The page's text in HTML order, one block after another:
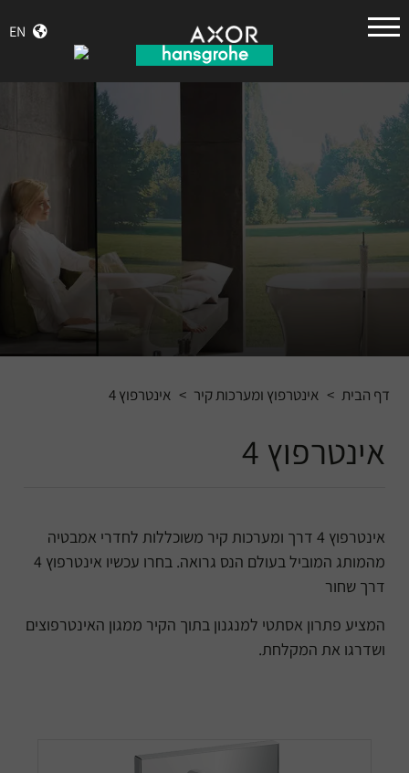
EN
גרואה
דף הבית > אינטרפוץ ומערכות קיר > אינטרפוץ 4
אינטרפוץ 4
אינטרפוץ 4 דרך ומערכות קיר משוכללות לחדרי אמבטיה
מהמותג המוביל בעולם הנס גרואה. בחרו עכשיו אינטרפוץ 4
דרך שחור
המציע פתרון אסתטי למנגנון בתוך הקיר ממגון האינטרפוצים
ושדרגו את המקלחת.